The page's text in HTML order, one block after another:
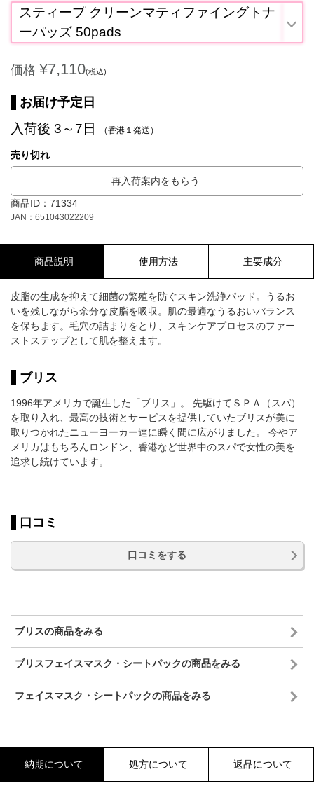
スティープ クリーンマティファイングトナ
ーパッズ 50pads
価格 ¥7,110(税込)
お届け予定日
入荷後 3～7日 （香港１発送）
売り切れ
再入荷案内をもらう
商品ID：71334
JAN：651043022209
商品説明 使用方法 主要成分
皮脂の生成を抑えて細菌の繁殖を防ぐスキン洗浄パッド。うるお
いを残しながら余分な皮脂を吸収。肌の最適なうるおいバランス
を保ちます。毛穴の詰まりをとり、スキンケアプロセスのファー
ストステップとして肌を整えます。
ブリス
1996年アメリカで誕生した「ブリス」。 先駆けてＳＰＡ（スパ）
を取り入れ、最高の技術とサービスを提供していたブリスが美に
取りつかれたニューヨーカー達に瞬く間に広がりました。 今やア
メリカはもちろんロンドン、香港など世界中のスパで女性の美を
追求し続けています。
口コミ
口コミをする
ブリスの商品をみる
ブリスフェイスマスク・シートパックの商品をみる
フェイスマスク・シートパックの商品をみる
納期について 処方について 返品について